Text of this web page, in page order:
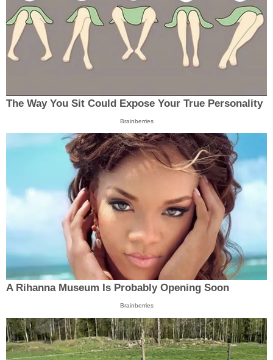
The Way You Sit Could Expose Your True Personality
Brainberries
A Rihanna Museum Is Probably Opening Soon
Brainberries